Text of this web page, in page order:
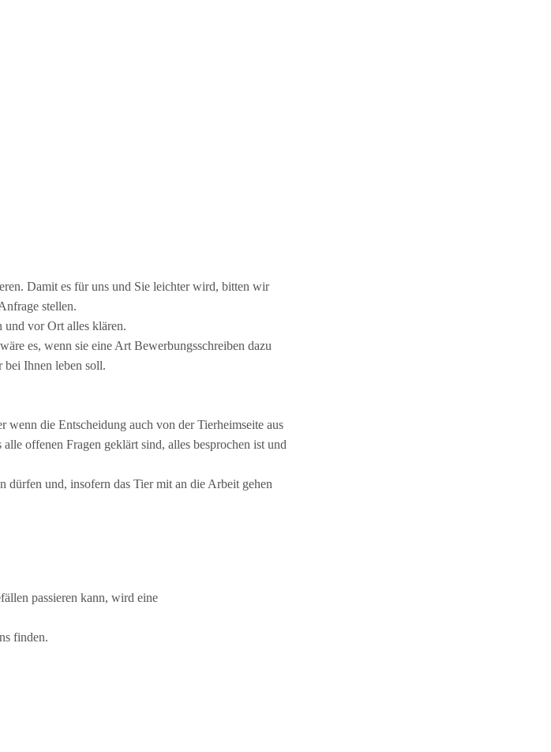
Damit es für uns und Sie leichter wird, bitten wir
stellen.
und vor Ort alles klären.
es, wenn sie eine Art Bewerbungsschreiben dazu
bei Ihnen leben soll.
die Entscheidung auch von der Tierheimseite aus
offenen Fragen geklärt sind, alles besprochen ist und
dürfen und, insofern das Tier mit an die Arbeit gehen
passieren kann, wird eine
finden.